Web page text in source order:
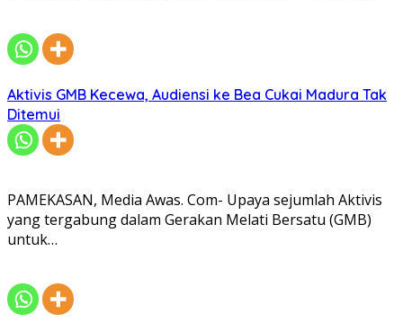
Aktivis GMB Kecewa, Audiensi ke Bea Cukai Madura Tak
Ditemui
PAMEKASAN, Media Awas. Com- Upaya sejumlah Aktivis
yang tergabung dalam Gerakan Melati Bersatu (GMB)
untuk…